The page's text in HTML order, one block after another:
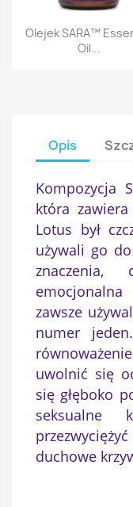
Szybki
Olejek SARA™
Oil...
Opis
Kompozycja
która
Lotus był
używali go
emocjonalna
zawsze
numer
uwolnić się
się głęboko
seksualne
duchowe